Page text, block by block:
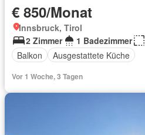
€ 850/Monat
Innsbruck, Tirol
2 Zimmer
1 Badezimmer
Balkon
Ausgestattete Küche
Vor 1 Woche, 3 Tagen